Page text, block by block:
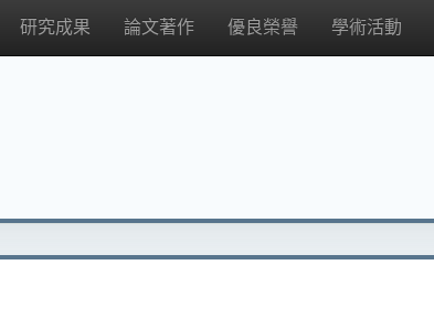
研究成果 論文著作 優良榮譽 學術活動